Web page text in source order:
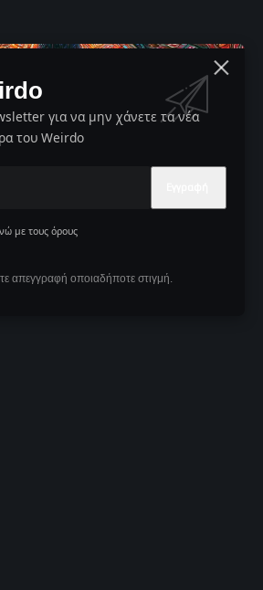
για να μην χάνετε τα νέα
του Weirdo
με τους όρους
απεγγραφή οποιαδήποτε στιγμή.